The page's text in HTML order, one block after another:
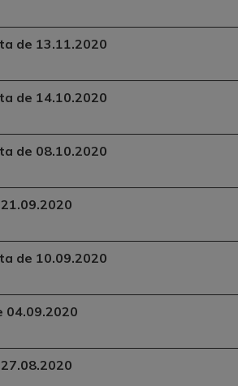
de 13.11.2020
de 14.10.2020
de 08.10.2020
de 10.09.2020
04.09.2020